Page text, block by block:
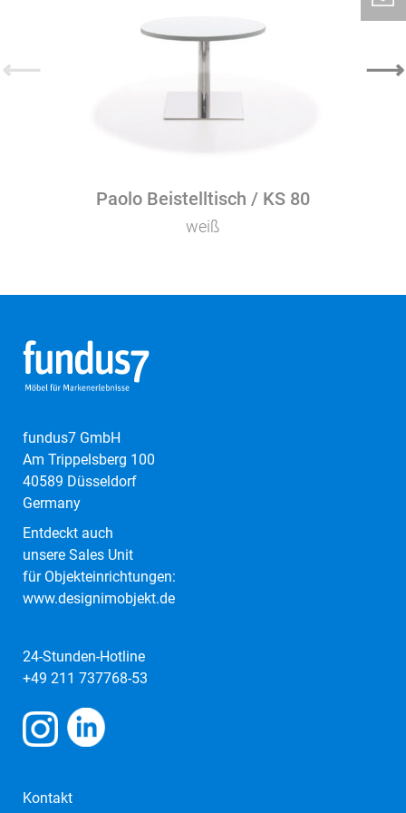
Paolo Beistelltisch / KS 80
weiß
⟵ ⟶
fundus7 GmbH
Am Trippelsberg 100
40589 Düsseldorf
Germany
Entdeckt auch
unsere Sales Unit
für Objekteinrichtungen:
www.designimobjekt.de
24-Stunden-Hotline
+49 211 737768-53
Kontakt